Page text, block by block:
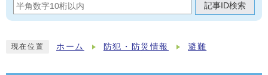
記事ID検索
現在位置 ホーム 防犯・防災情報 避難